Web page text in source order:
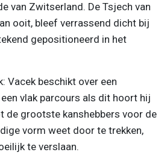
van Zwitserland. De Tsjech van
ooit, bleef verrassend dicht bij
gepositioneerd in het
Vacek beschikt over een
vlak parcours als dit hoort hij
de grootste kanshebbers voor de
vorm weet door te trekken,
te verslaan.